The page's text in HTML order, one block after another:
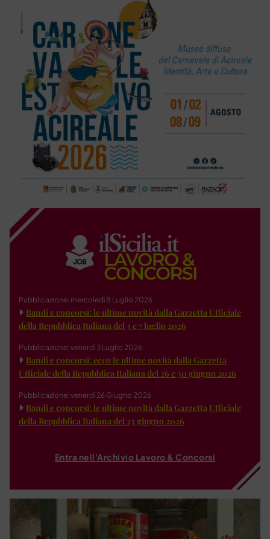
Pubblicazione: mercoledì 8 Luglio 2026
Bandi e concorsi: le ultime novità dalla Gazzetta Ufficiale
della Repubblica Italiana del 3 e 7 luglio 2026
Pubblicazione: venerdì 3 Luglio 2026
Bandi e concorsi: ecco le ultime novità dalla Gazzetta
Ufficiale della Repubblica Italiana del 26 e 30 giugno 2026
Pubblicazione: venerdì 26 Giugno 2026
Bandi e concorsi: le ultime novità dalla Gazzetta Ufficiale
della Repubblica Italiana del 23 giugno 2026
Entra nell'Archivio Lavoro & Concorsi